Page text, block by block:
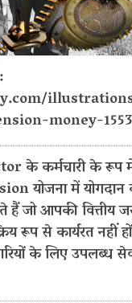
money-
के कर्मचारी के रूप
योजना में
जो आपकी वित्तीय
रूप से कार्यरत नहीं
के लिए उपलब्ध